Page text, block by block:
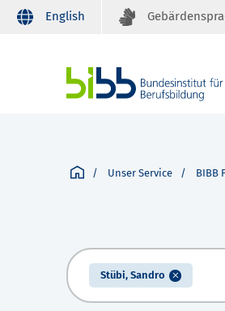
English
Unser Service BIBB
Stübi, Sandro